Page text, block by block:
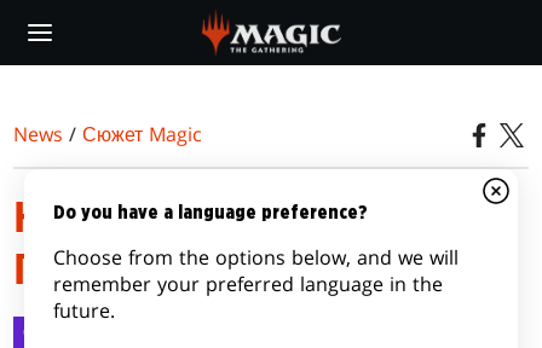
main
News /Сюжет Magic
НЕ СКЛОНИВШАЯ
ГОЛОВЫ, ЧАСТЬ 2
Сюжет Magic
Do you have a language preference?
Choose from the options below, and we will
remember your preferred language in the
future.